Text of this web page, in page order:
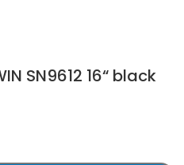
SN9612 16“ black